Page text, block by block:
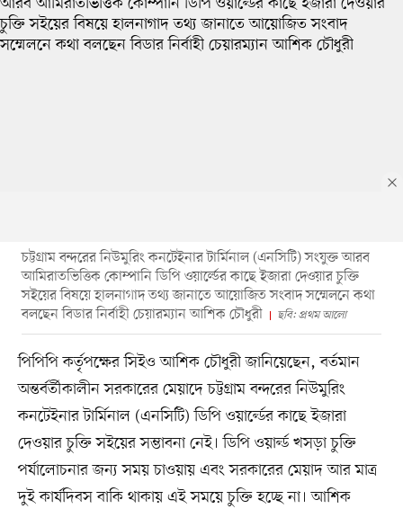
চট্টগ্রাম বন্দরের নিউমুরিং কনটেইনার টার্মিনাল (এনসিটি) সংযুক্ত আরব
আমিরাতভিত্তিক কোম্পানি ডিপি ওয়ার্ল্ডের কাছে ইজারা দেওয়ার চুক্তি
সইয়ের বিষয়ে হালনাগাদ তথ্য জানাতে আয়োজিত সংবাদ সম্মেলনে কথা
বলছেন বিডার নির্বাহী চেয়ারম্যান আশিক চৌধুরী
ছবি: প্রথম আলো
পিপিপি কর্তৃপক্ষের সিইও আশিক চৌধুরী জানিয়েছেন, বর্তমান
অন্তর্বর্তীকালীন সরকারের মেয়াদে চট্টগ্রাম বন্দরের নিউমুরিং
কনটেইনার টার্মিনাল (এনসিটি) ডিপি ওয়ার্ল্ডের কাছে ইজারা
দেওয়ার চুক্তি সইয়ের সম্ভাবনা নেই। ডিপি ওয়ার্ল্ড খসড়া চুক্তি
পর্যালোচনার জন্য সময় চাওয়ায় এবং সরকারের মেয়াদ আর মাত্র
দুই কার্যদিবস বাকি থাকায় এই সময়ে চুক্তি হচ্ছে না। আশিক